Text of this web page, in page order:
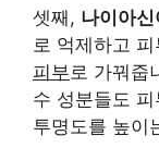
셋째, 나이아
로 억제하고
피부 로 가꿔줍
수 성분들도
투명도를 높이